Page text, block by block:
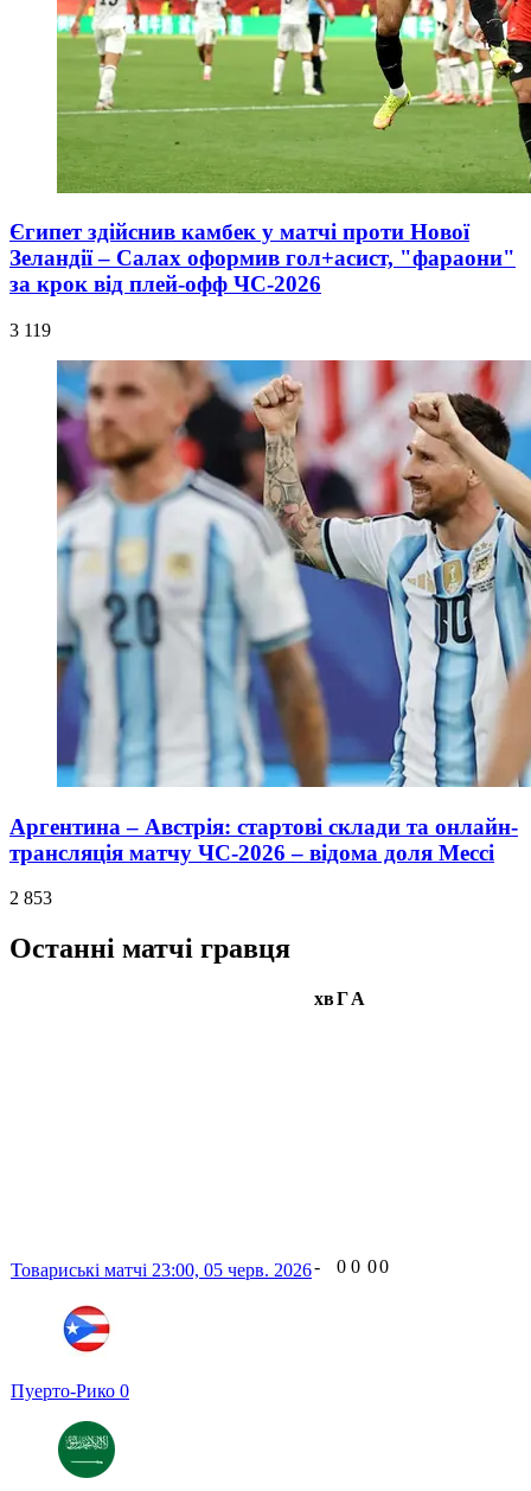
Єгипет здійснив камбек у матчі проти Нової
Зеландії – Салах оформив гол+асист, "фараони"
за крок від плей-офф ЧС-2026
3 119
Аргентина – Австрія: стартові склади та онлайн-
трансляція матчу ЧС-2026 – відома доля Мессі
2 853
Останні матчі гравця
хвГА
Товариські матчі 23:00, 05 черв. 2026
Пуерто-Рико 0
- 0 0 00